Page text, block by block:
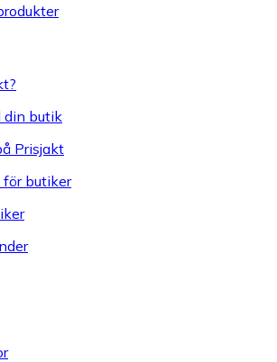
din butik
Prisjakt
butiker